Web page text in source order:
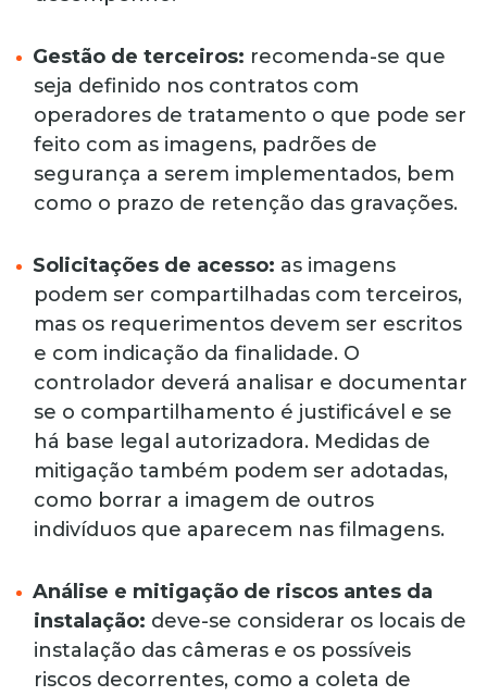
Gestão de terceiros: recomenda-se que
seja definido nos contratos com
operadores de tratamento o que pode ser
feito com as imagens, padrões de
segurança a serem implementados, bem
como o prazo de retenção das gravações.
Solicitações de acesso: as imagens
podem ser compartilhadas com terceiros,
mas os requerimentos devem ser escritos
e com indicação da finalidade. O
controlador deverá analisar e documentar
se o compartilhamento é justificável e se
há base legal autorizadora. Medidas de
mitigação também podem ser adotadas,
como borrar a imagem de outros
indivíduos que aparecem nas filmagens.
Análise e mitigação de riscos antes da
instalação: deve-se considerar os locais de
instalação das câmeras e os possíveis
riscos decorrentes, como a coleta de